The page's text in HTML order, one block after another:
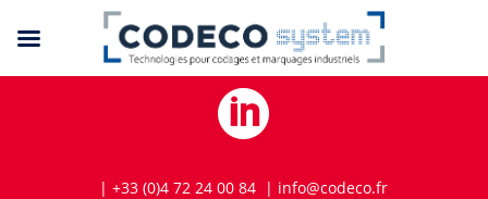

| +33 (0)4 72 24 00 84 | info@codeco.fr